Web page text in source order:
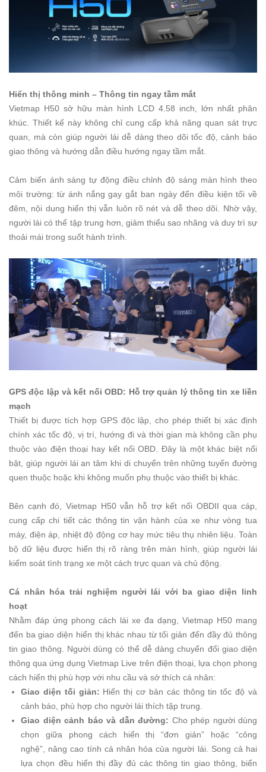
Hiển thị thông minh – Thông tin ngay tầm mắt
Vietmap H50 sở hữu màn hình LCD 4.58 inch, lớn nhất phân
khúc. Thiết kế này không chỉ cung cấp khả năng quan sát trực
quan, mà còn giúp người lái dễ dàng theo dõi tốc độ, cảnh báo
giao thông và hướng dẫn điều hướng ngay tầm mắt.
Cảm biến ánh sáng tự động điều chỉnh độ sáng màn hình theo
môi trường: từ ánh nắng gay gắt ban ngày đến điều kiện tối về
đêm, nội dung hiển thị vẫn luôn rõ nét và dễ theo dõi. Nhờ vậy,
người lái có thể tập trung hơn, giảm thiểu sao nhãng và duy trì sự
thoải mái trong suốt hành trình.
GPS độc lập và kết nối OBD: Hỗ trợ quản lý thông tin xe liền
mạch
Thiết bị được tích hợp GPS độc lập, cho phép thiết bị xác định
chính xác tốc độ, vị trí, hướng đi và thời gian mà không cần phụ
thuộc vào điện thoại hay kết nối OBD. Đây là một khác biệt nổi
bật, giúp người lái an tâm khi di chuyển trên những tuyến đường
quen thuộc hoặc khi không muốn phụ thuộc vào thiết bị khác.
Bên cạnh đó, Vietmap H50 vẫn hỗ trợ kết nối OBDII qua cáp,
cung cấp chi tiết các thông tin vận hành của xe như vòng tua
máy, điện áp, nhiệt độ động cơ hay mức tiêu thụ nhiên liệu. Toàn
bộ dữ liệu được hiển thị rõ ràng trên màn hình, giúp người lái
kiểm soát tình trạng xe một cách trực quan và chủ động.
Cá nhân hóa trải nghiệm người lái với ba giao diện linh
hoạt
Nhằm đáp ứng phong cách lái xe đa dạng, Vietmap H50 mang
đến ba giao diện hiển thị khác nhau từ tối giản đến đầy đủ thông
tin giao thông. Người dùng có thể dễ dàng chuyển đổi giao diện
thông qua ứng dụng Vietmap Live trên điện thoại, lựa chọn phong
cách hiển thị phù hợp với nhu cầu và sở thích cá nhân:
Giao diện tối giản: Hiển thị cơ bản các thông tin tốc độ và
cảnh báo, phù hợp cho người lái thích tập trung.
Giao diện cảnh báo và dẫn đường: Cho phép người dùng
chọn giữa phong cách hiển thị “đơn giản” hoặc “công
nghệ”, nâng cao tính cá nhân hóa của người lái. Song cả hai
lựa chọn đều hiển thị đầy đủ các thông tin giao thông, biển